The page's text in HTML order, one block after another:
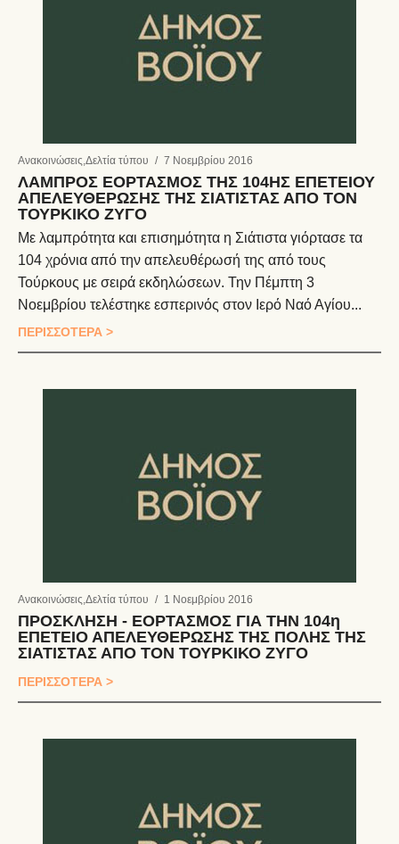
Ανακοινώσεις,Δελτία τύπου / 7 Νοεμβρίου 2016
ΛΑΜΠΡΟΣ ΕΟΡΤΑΣΜΟΣ ΤΗΣ 104ΗΣ ΕΠΕΤΕΙΟΥ
ΑΠΕΛΕΥΘΕΡΩΣΗΣ ΤΗΣ ΣΙΑΤΙΣΤΑΣ ΑΠΟ ΤΟΝ
ΤΟΥΡΚΙΚΟ ΖΥΓΟ
Με λαμπρότητα και επισημότητα η Σιάτιστα γιόρτασε τα
104 χρόνια από την απελευθέρωσή της από τους
Τούρκους με σειρά εκδηλώσεων. Την Πέμπτη 3
Νοεμβρίου τελέστηκε εσπερινός στον Ιερό Ναό Αγίου...
ΠΕΡΙΣΣΟΤΕΡΑ >
Ανακοινώσεις,Δελτία τύπου / 1 Νοεμβρίου 2016
ΠΡΟΣΚΛΗΣΗ - ΕΟΡΤΑΣΜΟΣ ΓΙΑ ΤΗΝ 104η
ΕΠΕΤΕΙΟ ΑΠΕΛΕΥΘΕΡΩΣΗΣ ΤΗΣ ΠΟΛΗΣ ΤΗΣ
ΣΙΑΤΙΣΤΑΣ ΑΠΟ ΤΟΝ ΤΟΥΡΚΙΚΟ ΖΥΓΟ
ΠΕΡΙΣΣΟΤΕΡΑ >